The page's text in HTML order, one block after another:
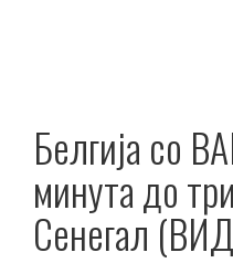
Белгија со
минута до
Сенегал